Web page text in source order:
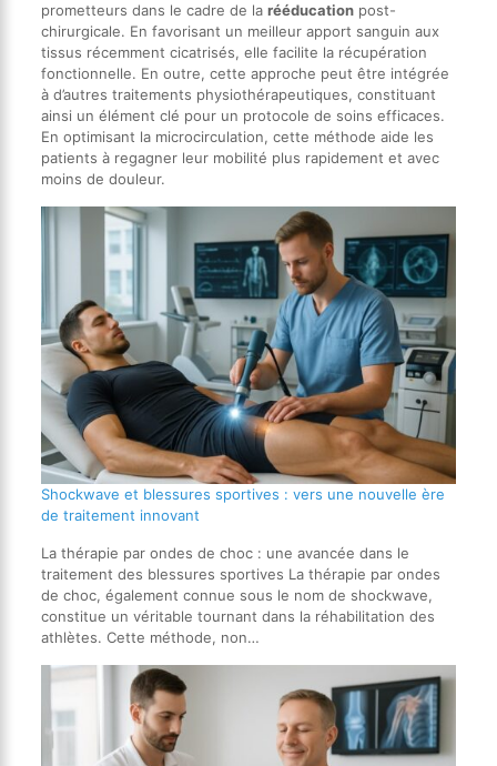
prometteurs dans le cadre de la rééducationpost-
chirurgicale. En favorisant un meilleur apport sanguin aux
tissus récemment cicatrisés, elle facilite la récupération
fonctionnelle. En outre, cette approche peut être intégrée
à d’autres traitements physiothérapeutiques, constituant
ainsi un élément clé pour un protocole de soins efficaces.
En optimisant la microcirculation, cette méthode aide les
patients à regagner leur mobilité plus rapidement et avec
moins de douleur.
Shockwave et blessures sportives : vers une nouvelle ère
de traitement innovant
La thérapie par ondes de choc : une avancée dans le
traitement des blessures sportives La thérapie par ondes
de choc, également connue sous le nom de shockwave,
constitue un véritable tournant dans la réhabilitation des
athlètes. Cette méthode, non…